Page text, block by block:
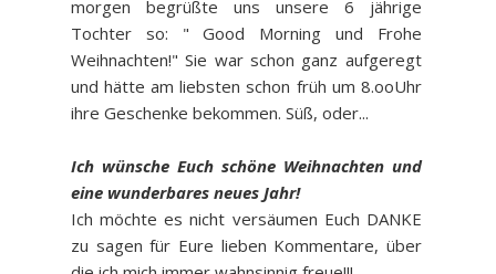
morgen begrüßte uns unsere 6 jährige
Tochter so: " Good Morning und Frohe
Weihnachten!" Sie war schon ganz aufgeregt
und hätte am liebsten schon früh um 8.ooUhr
ihre Geschenke bekommen. Süß, oder...
Ich wünsche Euch schöne Weihnachten und
eine wunderbares neues Jahr!
Ich möchte es nicht versäumen Euch DANKE
zu sagen für Eure lieben Kommentare, über